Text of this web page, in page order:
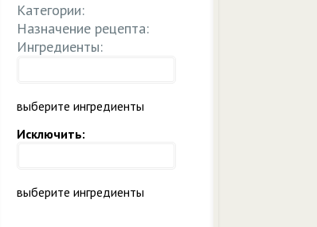
Категории:
Назначение рецепта:
Ингредиенты:
выберите ингредиенты
Исключить:
выберите ингредиенты